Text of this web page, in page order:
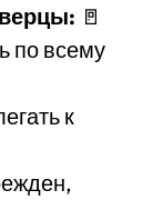
🚪
по всему
к